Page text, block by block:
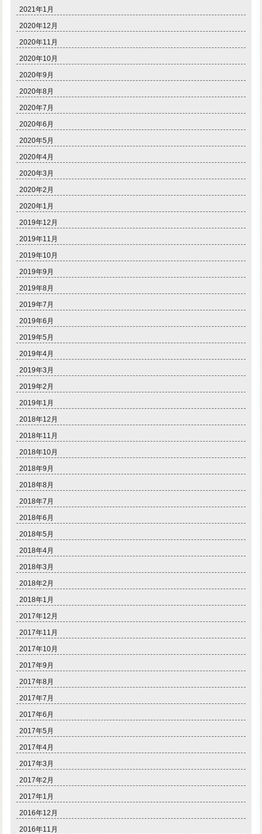
2021年1月
2020年12月
2020年11月
2020年10月
2020年9月
2020年8月
2020年7月
2020年6月
2020年5月
2020年4月
2020年3月
2020年2月
2020年1月
2019年12月
2019年11月
2019年10月
2019年9月
2019年8月
2019年7月
2019年6月
2019年5月
2019年4月
2019年3月
2019年2月
2019年1月
2018年12月
2018年11月
2018年10月
2018年9月
2018年8月
2018年7月
2018年6月
2018年5月
2018年4月
2018年3月
2018年2月
2018年1月
2017年12月
2017年11月
2017年10月
2017年9月
2017年8月
2017年7月
2017年6月
2017年5月
2017年4月
2017年3月
2017年2月
2017年1月
2016年12月
2016年11月